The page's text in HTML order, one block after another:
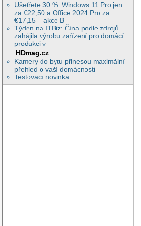
Ušetřete 30 %: Windows 11 Pro jen
za €22,50 a Office 2024 Pro za
€17,15 – akce B
Týden na ITBiz: Čína podle zdrojů
zahájila výrobu zařízení pro domácí
produkci v
HDmag.cz
Kamery do bytu přinesou maximální
přehled o vaší domácnosti
Testovací novinka